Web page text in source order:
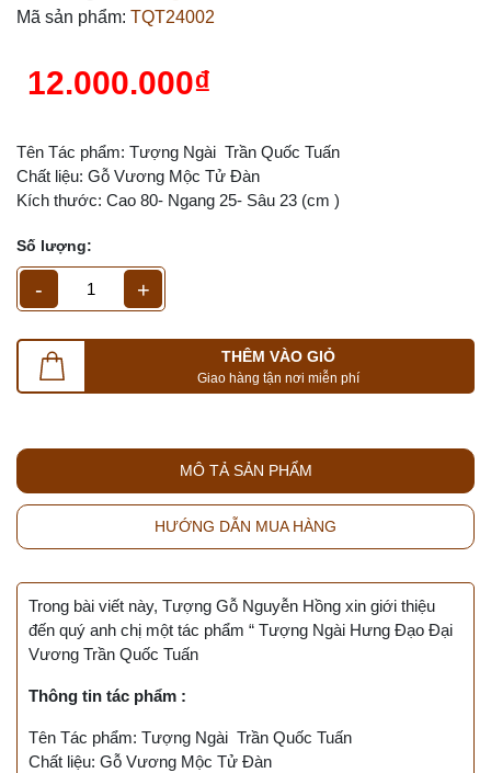
Mã sản phẩm: TQT24002
12.000.000₫
Tên Tác phẩm: Tượng Ngài Trần Quốc Tuấn
Chất liệu: Gỗ Vương Mộc Tử Đàn
Kích thước: Cao 80- Ngang 25- Sâu 23 (cm )
Số lượng:
- +
THÊM VÀO GIỎ
Giao hàng tận nơi miễn phí
MÔ TẢ SẢN PHẨM
HƯỚNG DẪN MUA HÀNG
Trong bài viết này, Tượng Gỗ Nguyễn Hồng xin giới thiệu
đến quý anh chị một tác phẩm “ Tượng Ngài Hưng Đạo Đại
Vương Trần Quốc Tuấn
Thông tin tác phẩm :
Tên Tác phẩm: Tượng Ngài Trần Quốc Tuấn
Chất liệu: Gỗ Vương Mộc Tử Đàn